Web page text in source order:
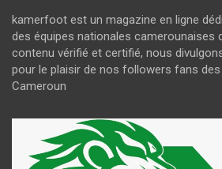
kamerfoot est un magazine en ligne
des équipes nationales camerounaises
contenu vérifié et certifié, nous
pour le plaisir de nos followers fans
Cameroun